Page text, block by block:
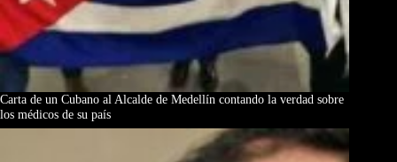
Carta de un Cubano al Alcalde de Medellín contando la verdad sobre
los médicos de su país